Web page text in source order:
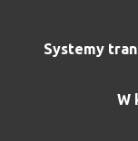
Systemy
W